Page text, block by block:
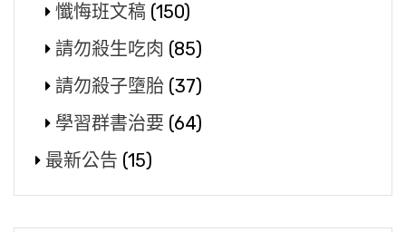
懺悔班文稿 (150)
請勿殺生吃肉 (85)
請勿殺子墮胎 (37)
學習群書治要 (64)
最新公告 (15)